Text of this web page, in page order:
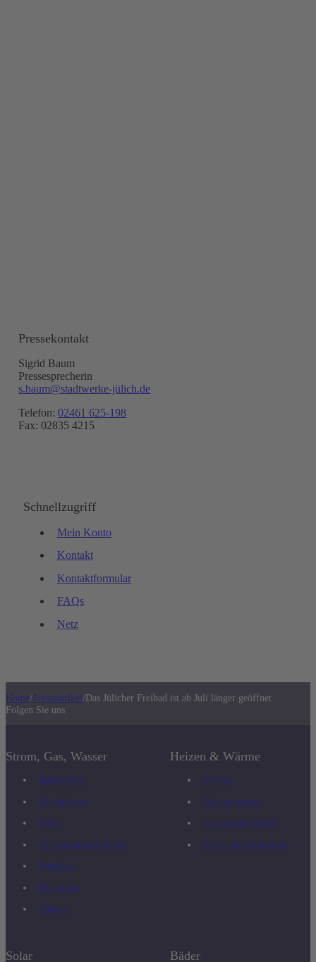
Pressekontakt
Sigrid Baum
Pressesprecherin
s.baum@stadtwerke-jülich.de
Telefon:02461 625-198
Fax: 02835 4215
Schnellzugriff
Mein Konto
Kontakt
Kontaktformular
FAQs
Netz
Home/Presseartikel/Das Jülicher Freibad ist ab Juli länger geöffnet
Folgen Sie uns
Strom, Gas, Wasser
BasisStrom
DirektStrom
Solar
Wärmepumpen Strom
BasisGas
DirektGas
Wasser
Heizen & Wärme
Wärme
Wärmepumpe
Gasheizung mieten
Nah- und Fernwärme
Solar Bäder